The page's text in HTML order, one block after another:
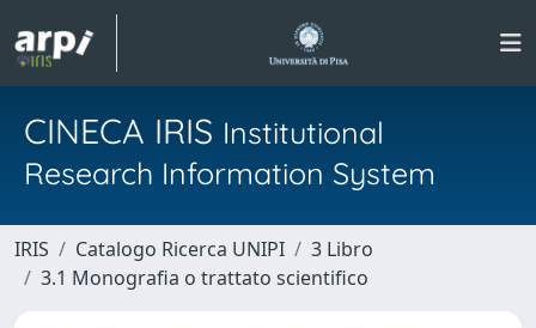
CINECA IRIS Institutional
Research Information System
IRIS Catalogo Ricerca UNIPI
3 Libro
3.1 Monografia o trattato scientifico